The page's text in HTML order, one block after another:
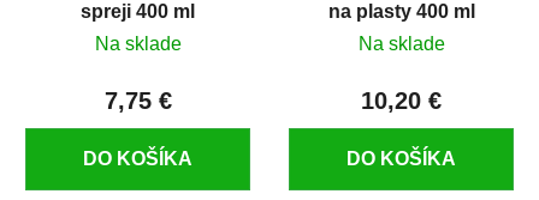
spreji 400 ml
Na sklade
7,75 €
DO KOŠÍKA
na plasty 400 ml
Na sklade
10,20 €
DO KOŠÍKA